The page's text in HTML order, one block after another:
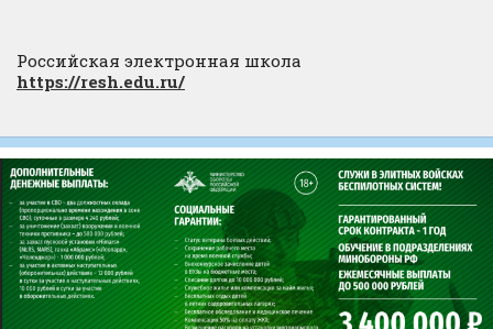
Российская электронная школа
https://resh.edu.ru/